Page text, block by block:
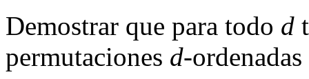
Demostrar que para todo d
permutaciones d-